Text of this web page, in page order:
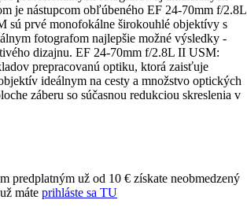
je nástupcom obľúbeného EF 24-70mm f/2.8L
prvé monofokálne širokouhlé objektívy s
fotografom najlepšie možné výsledky -
dizajnu. EF 24-70mm f/2.8L II USM:
prepracovanú optiku, ktorá zaisťuje
ideálnym na cesty a množstvo optických
záberu so súčasnou redukciou skreslenia v
predplatným už od 10 € získate neobmedzený
máte prihláste sa TU